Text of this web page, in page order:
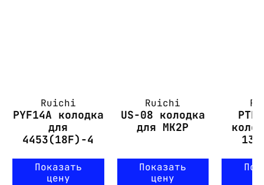
Ruichi
PYF14A колодка
для
4453(18F)-4
Показать
цену
Ruichi
US-08 колодка
для MK2P
Показать
цену